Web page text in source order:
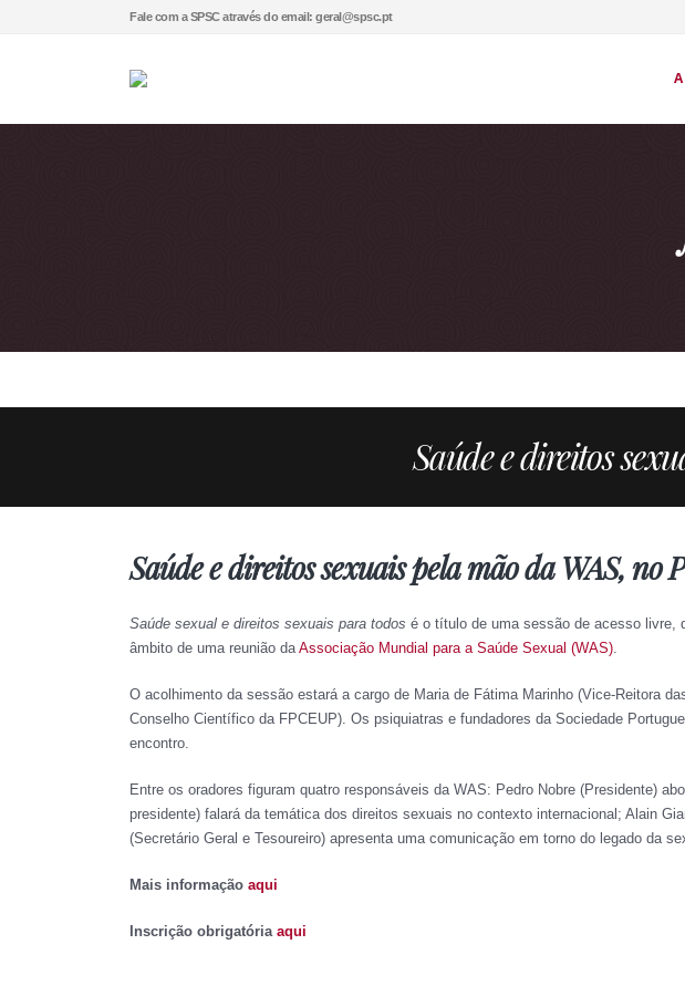
Fale com a SPSC através do email: geral@spsc.pt
A
Saúde e direitos
Saúde e direitos sexuais pela mão da WAS, no
Saúde sexual e direitos sexuais para todos é o título de uma sessão de acesso livre,
âmbito de uma reunião daAssociação Mundial para a Saúde Sexual (WAS).
O acolhimento da sessão estará a cargo de Maria de Fátima Marinho (Vice-Reitora
Conselho Científico da FPCEUP). Os psiquiatras e fundadores da Sociedade
encontro.
Entre os oradores figuram quatro responsáveis da WAS: Pedro Nobre (Presidente)
presidente) falará da temática dos direitos sexuais no contexto internacional; Alain
(Secretário Geral e Tesoureiro) apresenta uma comunicação em torno do legado da
Mais informação aqui
Inscrição obrigatória aqui